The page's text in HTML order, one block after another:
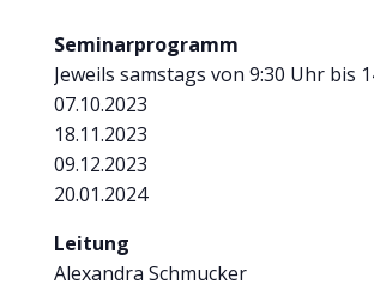
Seminarprogramm
Jeweils samstags von 9:30 Uhr bis
07.10.2023
18.11.2023
09.12.2023
20.01.2024
Leitung
Alexandra Schmucker